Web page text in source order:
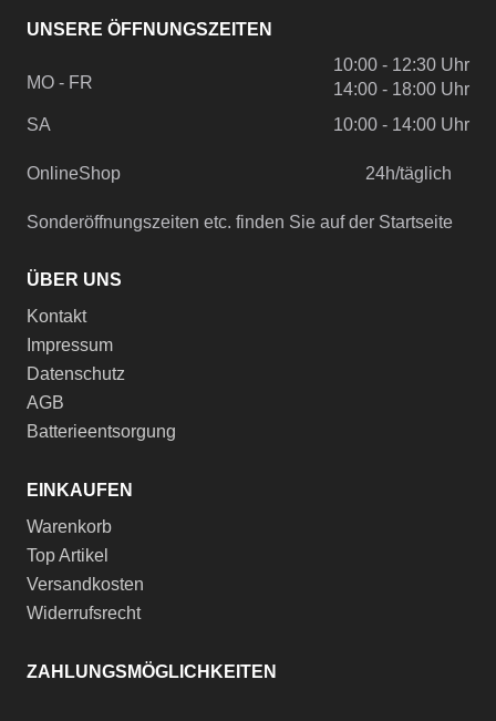
UNSERE ÖFFNUNGSZEITEN
MO - FR
10:00 - 12:30 Uhr
14:00 - 18:00 Uhr
SA
10:00 - 14:00 Uhr
OnlineShop 24h/täglich
Sonderöffnungszeiten etc. finden Sie auf der Startseite
ÜBER UNS
Kontakt
Impressum
Datenschutz
AGB
Batterieentsorgung
EINKAUFEN
Warenkorb
Top Artikel
Versandkosten
Widerrufsrecht
ZAHLUNGSMÖGLICHKEITEN